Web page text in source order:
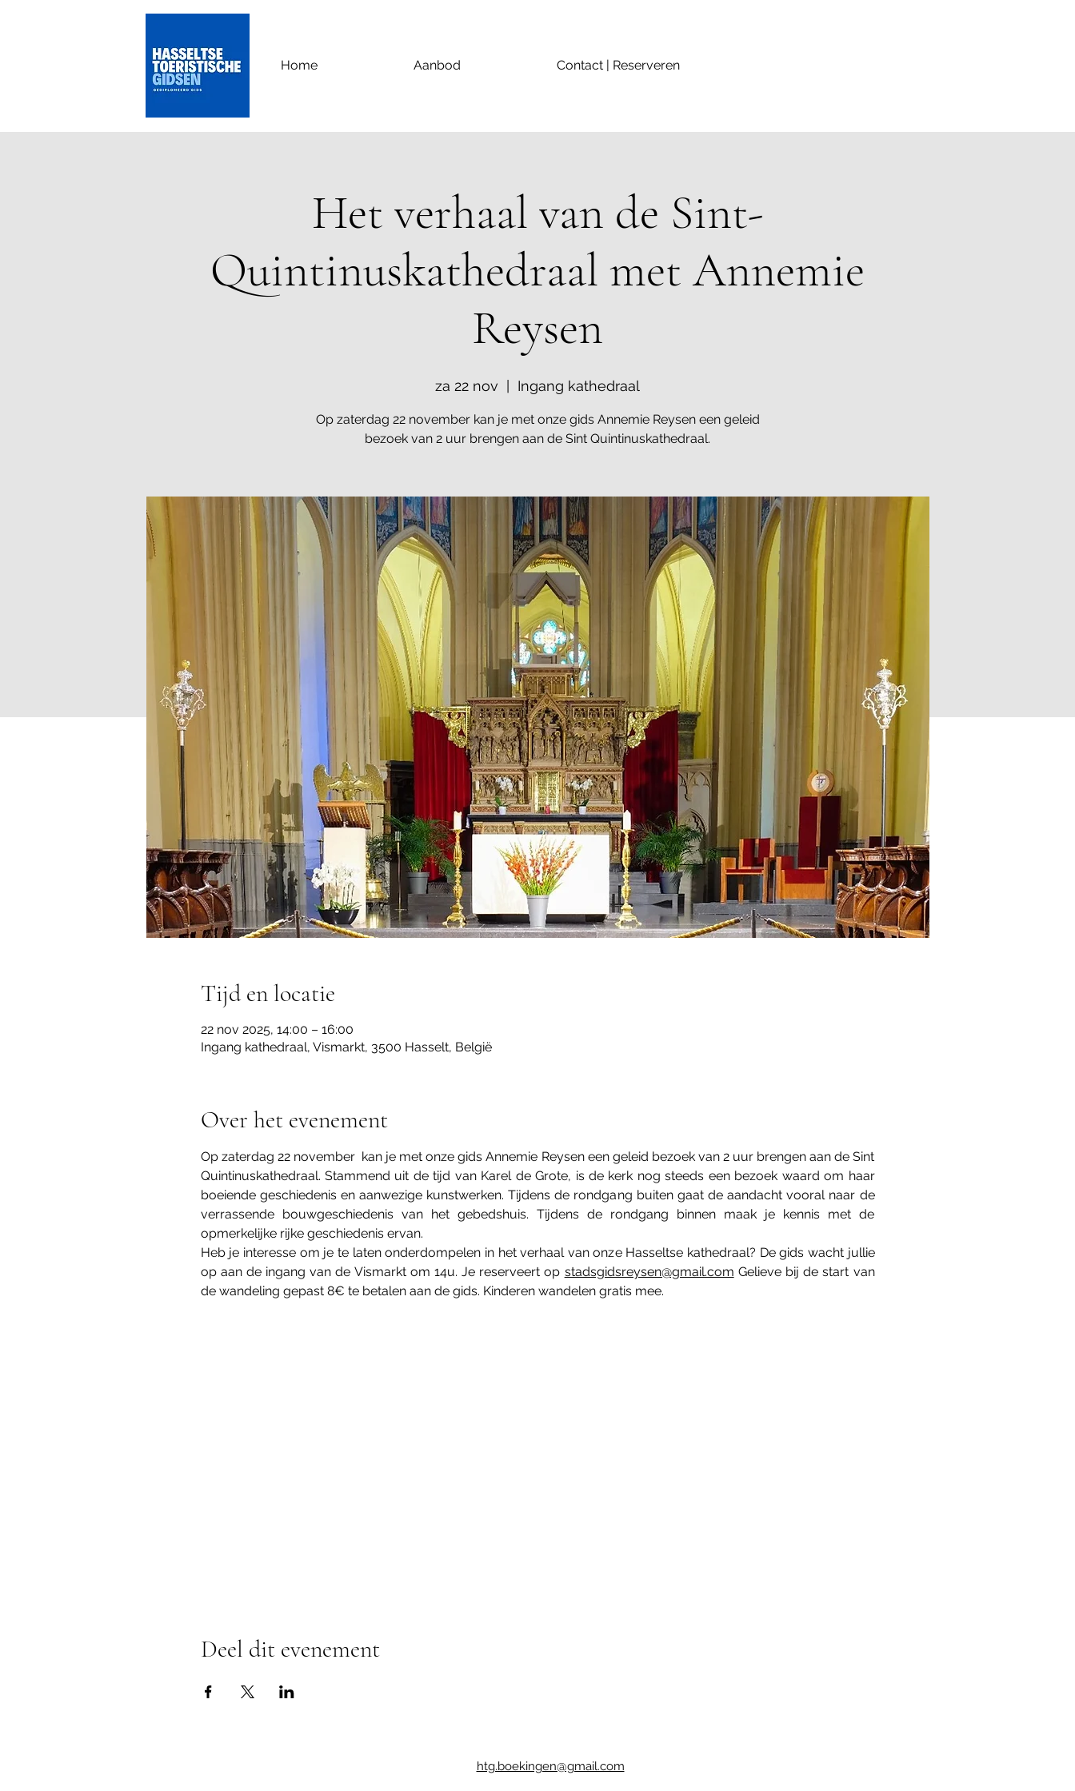
Home Aanbod Contact | Reserveren
Het verhaal van de Sint-
Quintinuskathedraal met Annemie
Reysen
za 22 nov Ingang kathedraal
Op zaterdag 22 november kan je met onze gids Annemie Reysen een geleid
bezoek van 2 uur brengen aan de Sint Quintinuskathedraal.
Tijd en locatie
22 nov 2025, 14:00 – 16:00
Ingang kathedraal, Vismarkt, 3500 Hasselt, België
Over het evenement
Op zaterdag 22 november  kan je met onze gids Annemie Reysen een geleid bezoek van 2 uur brengen aan de Sint
Quintinuskathedraal. Stammend uit de tijd van Karel de Grote, is de kerk nog steeds een bezoek waard om haar
boeiende geschiedenis en aanwezige kunstwerken. Tijdens de rondgang buiten gaat de aandacht vooral naar de
verrassende bouwgeschiedenis van het gebedshuis. Tijdens de rondgang binnen maak je kennis met de
opmerkelijke rijke geschiedenis ervan.
Heb je interesse om je te laten onderdompelen in het verhaal van onze Hasseltse kathedraal? De gids wacht jullie
op aan de ingang van de Vismarkt om 14u. Je reserveert op stadsgidsreysen@gmail.com Gelieve bij de start van
de wandeling gepast 8€ te betalen aan de gids. Kinderen wandelen gratis mee.
Deel dit evenement
htg.boekingen@gmail.com